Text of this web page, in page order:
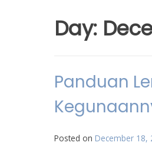
Day:
Panduan
Posted on December 18,